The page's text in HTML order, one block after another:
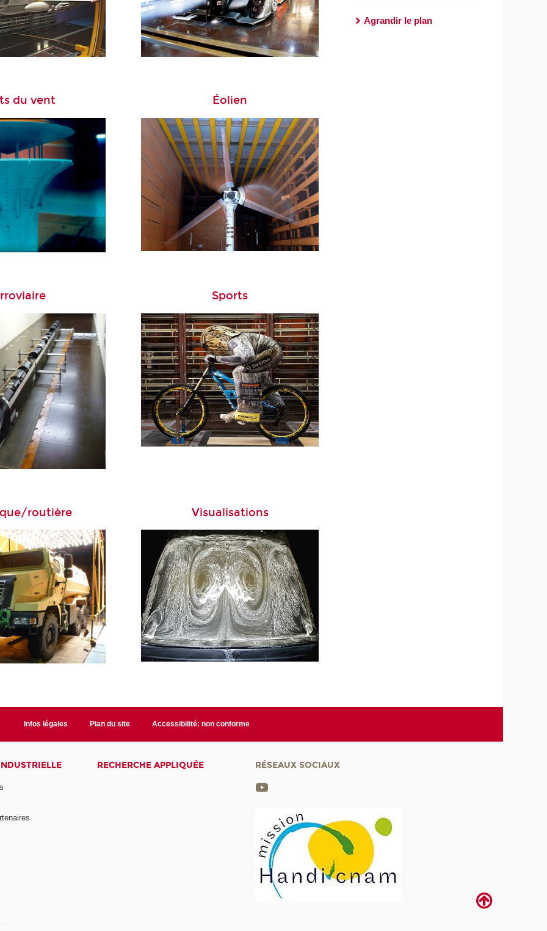
du vent Éolien
Sports
routière Visualisations
Agrandir le plan
Infos légales Plan du site Accessibilité: non conforme
RECHERCHE APPLIQUÉE RÉSEAUX SOCIAUX